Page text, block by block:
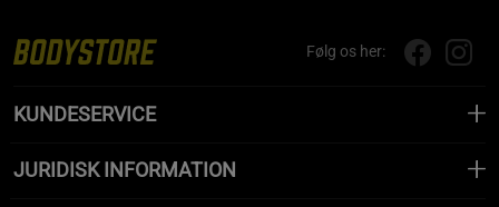
Følg os her:
KUNDESERVICE
JURIDISK INFORMATION